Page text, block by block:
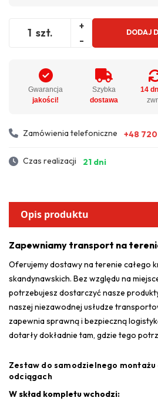
szt.
+
-
DODAJ
Gwarancja
jakości!
Szybka
dostawa
14
Zamówienia telefoniczne +48
Czas realizacji 21 dni
Opis produktu
Zapewniamy transport na
Oferujemy dostawy na terenie całego
skandynawskich. Bez względu na
potrzebujesz dostarczyć nasze
naszej niezawodnej usłudze
zapewnia sprawną i bezpieczną
dotarły dokładnie tam, gdzie tego
Zestaw do samodzielnego montażu
odciągach
W skład kompletu wchodzi: